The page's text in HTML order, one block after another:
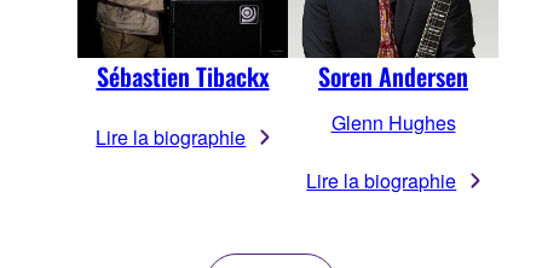
Sébastien Tibackx
Lire la biographie
Soren Andersen
Glenn Hughes
Lire la biographie